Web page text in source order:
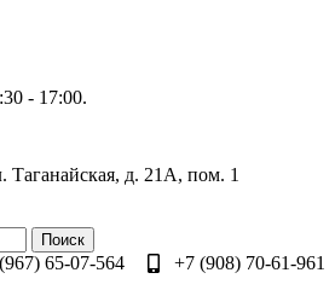
- 17:00.
Таганайская, д. 21А, пом. 1
Поиск
65-07-564
+7 (908) 70-61-961